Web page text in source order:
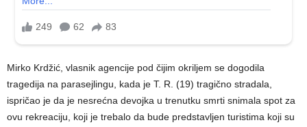
Mirko Krdžić, vlasnik agencije pod čijim okriljem se dogodila
tragedija na parasejlingu, kada je T. R. (19) tragično stradala,
ispričao je da je nesrećna devojka u trenutku smrti snimala spot za
ovu rekreaciju, koji je trebalo da bude predstavljen turistima koji su